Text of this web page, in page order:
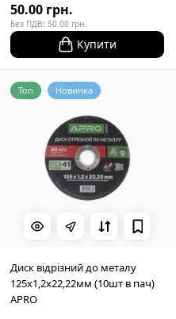
50.00 грн.
Без ПДВ: 50.00 грн.
Купити
Топ Новинка
Диск відрізний до металу
125х1,2х22,22мм (10шт в пач)
APRO